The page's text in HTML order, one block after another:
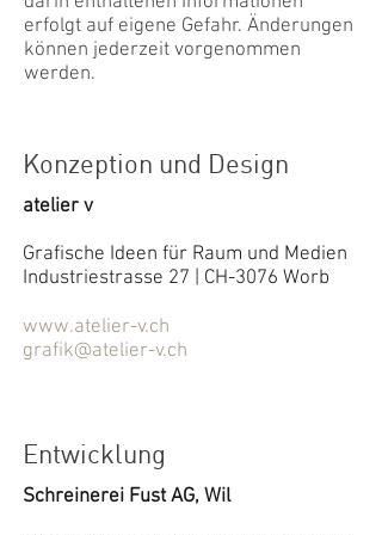
erfolgt auf eigene Gefahr. Änderungen
können jederzeit vorgenommen
werden.
Konzeption und Design
atelier v
Grafische Ideen für Raum und Medien
Industriestrasse 27 | CH-3076 Worb
www.atelier-v.ch
grafik@atelier-v.ch
Entwicklung
Schreinerei Fust AG, Wil